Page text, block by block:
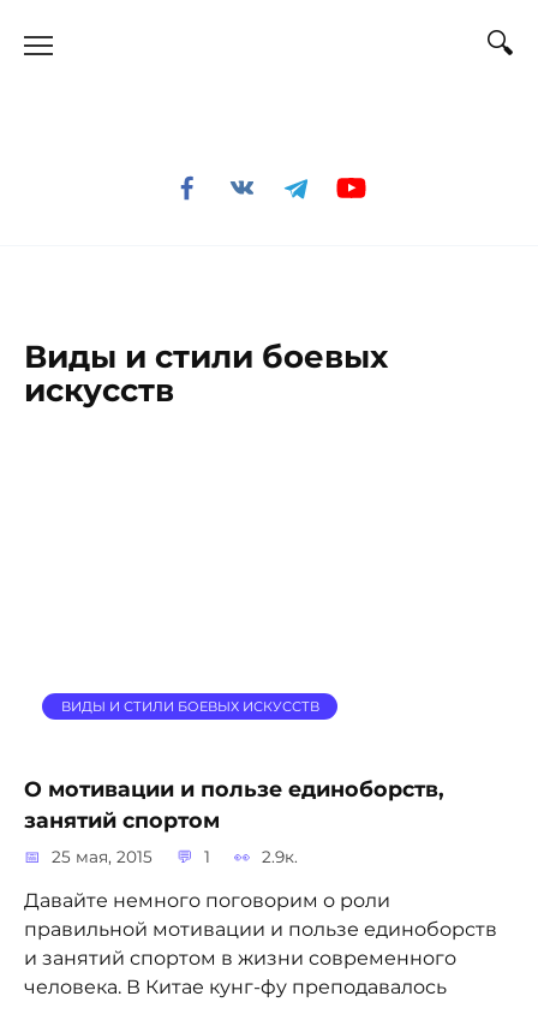
Виды и стили боевых
искусств
ВИДЫ И СТИЛИ БОЕВЫХ ИСКУССТВ
О мотивации и пользе единоборств,
занятий спортом
25 мая, 2015 1 2.9к.
Давайте немного поговорим о роли
правильной мотивации и пользе единоборств
и занятий спортом в жизни современного
человека. В Китае кунг-фу преподавалось